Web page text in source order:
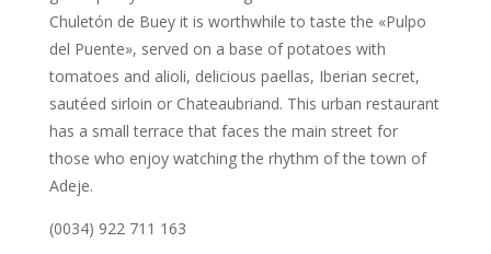
Chuletón de Buey it is worthwhile to taste the «Pulpo
del Puente», served on a base of potatoes with
tomatoes and alioli, delicious paellas, Iberian secret,
sautéed sirloin or Chateaubriand. This urban restaurant
has a small terrace that faces the main street for
those who enjoy watching the rhythm of the town of
Adeje.
(0034) 922 711 163